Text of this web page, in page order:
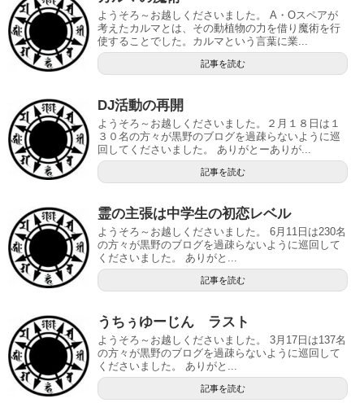
ようそろ～お越しくださいました。 A・Oスペアが
考えたカルマとは、その動植物の力を借り魔術を行
使することでした。カルマという言葉に業...
記事を読む
DJ活動の再開
ようそろ～お越しくださいました。２月１８日は１
３０名の方々が黒野のブログを過疎らないように巡
回してくださいました。 ありがとーありが...
記事を読む
霊の主張は中学生の初恋レベル
ようそろ～お越しくださいました。 6月11日は230名
の方々が黒野のブログを過疎らないように巡回して
くださいました。 ありがと...
記事を読む
うちぅゆーじん ラスト
ようそろ～お越しくださいました。 3月17日は137名
の方々が黒野のブログを過疎らないように巡回して
くださいました。 ありがと...
記事を読む